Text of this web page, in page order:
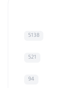
5138
521
94